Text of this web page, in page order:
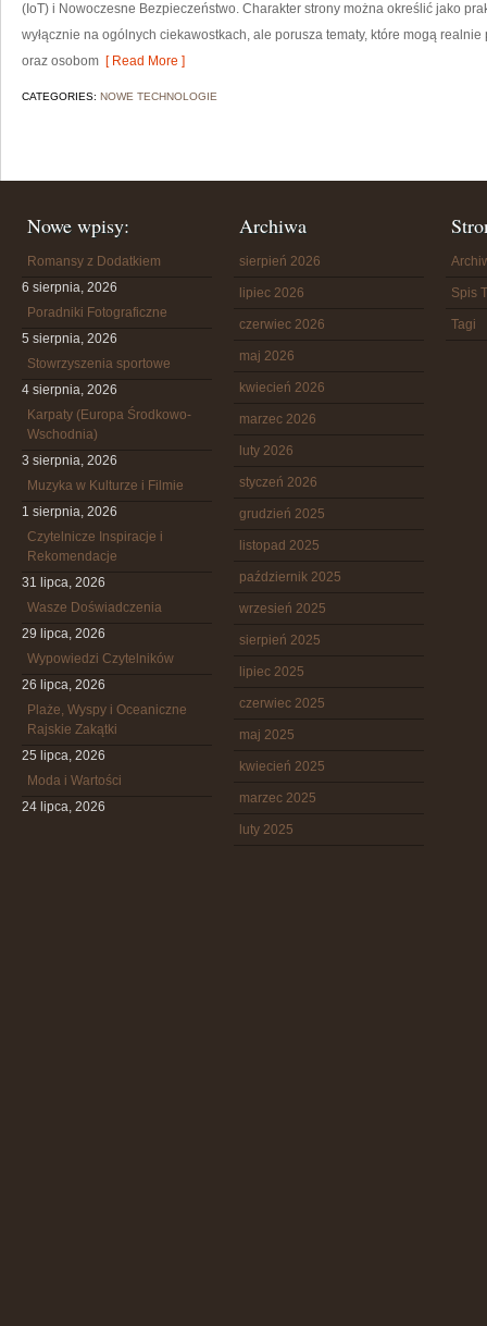
(IoT) i Nowoczesne Bezpieczeństwo. Charakter strony można określić jako
wyłącznie na ogólnych ciekawostkach, ale porusza tematy, które mogą
oraz osobom [ Read More ]
CATEGORIES: NOWE TECHNOLOGIE
Nowe wpisy:
Romansy z Dodatkiem
6 sierpnia, 2026
Poradniki Fotograficzne
5 sierpnia, 2026
Stowrzyszenia sportowe
4 sierpnia, 2026
Karpaty (Europa Środkowo-
Wschodnia)
3 sierpnia, 2026
Muzyka w Kulturze i Filmie
1 sierpnia, 2026
Czytelnicze Inspiracje i
Rekomendacje
31 lipca, 2026
Wasze Doświadczenia
29 lipca, 2026
Wypowiedzi Czytelników
26 lipca, 2026
Plaże, Wyspy i Oceaniczne
Rajskie Zakątki
25 lipca, 2026
Moda i Wartości
24 lipca, 2026
Archiwa
sierpień 2026
lipiec 2026
czerwiec 2026
maj 2026
kwiecień 2026
marzec 2026
luty 2026
styczeń 2026
grudzień 2025
listopad 2025
październik 2025
wrzesień 2025
sierpień 2025
lipiec 2025
czerwiec 2025
maj 2025
kwiecień 2025
marzec 2025
luty 2025
Spis
Tagi